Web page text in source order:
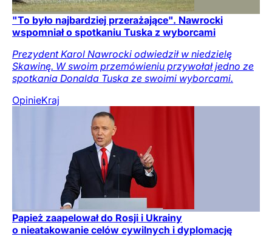
"To było najbardziej przerażające". Nawrocki
wspomniał o spotkaniu Tuska z wyborcami
Prezydent Karol Nawrocki odwiedził w niedzielę
Skawinę. W swoim przemówieniu przywołał jedno ze
spotkania Donalda Tuska ze swoimi wyborcami.
OpinieKraj
Papież zaapelował do Rosji i Ukrainy
o nieatakowanie celów cywilnych i dyplomację